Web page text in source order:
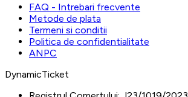
FAQ - Intrebari frecvente
Metode de plata
Termeni si conditii
Politica de confidentialitate
ANPC
DynamicTicket